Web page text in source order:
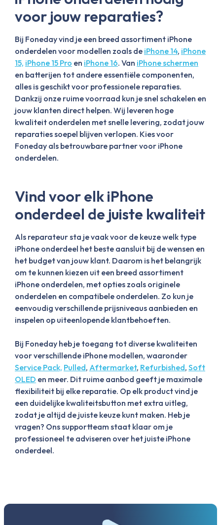
voor jouw reparaties?
Bij Foneday vind je een breed assortiment iPhone
onderdelen voor modellen zoals de iPhone 14, iPhone
15, iPhone 15 Pro en iPhone 16. Van iPhone schermen
en batterijen tot andere essentiële componenten,
alles is geschikt voor professionele reparaties.
Dankzij onze ruime voorraad kun je snel schakelen en
jouw klanten direct helpen. Wij leveren hoge
kwaliteit onderdelen met snelle levering, zodat jouw
reparaties soepel blijven verlopen. Kies voor
Foneday als betrouwbare partner voor iPhone
onderdelen.
Vind voor elk iPhone
onderdeel de juiste kwaliteit
Als reparateur sta je vaak voor de keuze welk type
iPhone onderdeel het beste aansluit bij de wensen en
het budget van jouw klant. Daarom is het belangrijk
om te kunnen kiezen uit een breed assortiment
iPhone onderdelen, met opties zoals originele
onderdelen en compatibele onderdelen. Zo kun je
eenvoudig verschillende prijsniveaus aanbieden en
inspelen op uiteenlopende klantbehoeften.
Bij Foneday heb je toegang tot diverse kwaliteiten
voor verschillende iPhone modellen, waaronder
Service Pack, Pulled, Aftermarket, Refurbished, Soft
OLED en meer. Dit ruime aanbod geeft je maximale
flexibiliteit bij elke reparatie. Op elk product vind je
een duidelijke kwaliteitsbutton met extra uitleg,
zodat je altijd de juiste keuze kunt maken. Heb je
vragen? Ons supportteam staat klaar om je
professioneel te adviseren over het juiste iPhone
onderdeel.